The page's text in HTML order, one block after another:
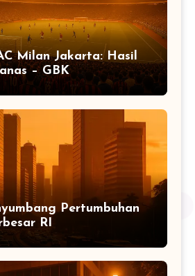
Milan Jakarta: Hasil
– GBK
Pertumbuhan
RI